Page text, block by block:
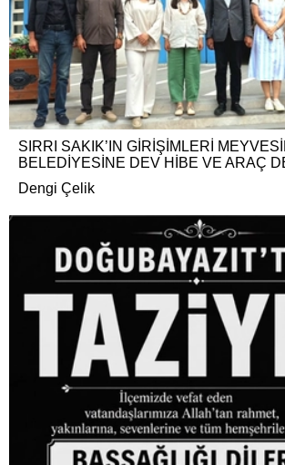
SIRRI SAKIK’IN GİRİŞİMLERİ
BELEDİYESİNE DEV HİBE VE ARAÇ
Dengi Çelik